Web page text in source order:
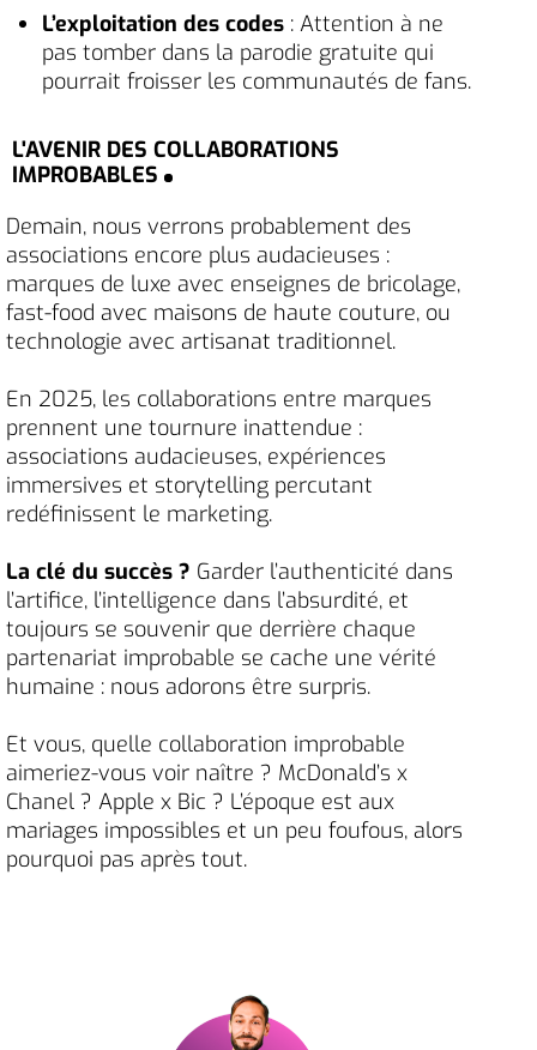
L’exploitation des codes : Attention à ne
pas tomber dans la parodie gratuite qui
pourrait froisser les communautés de fans.
L'AVENIR DES COLLABORATIONS
IMPROBABLES
Demain, nous verrons probablement des
associations encore plus audacieuses :
marques de luxe avec enseignes de bricolage,
fast-food avec maisons de haute couture, ou
technologie avec artisanat traditionnel.
En 2025, les collaborations entre marques
prennent une tournure inattendue :
associations audacieuses, expériences
immersives et storytelling percutant
redéfinissent le marketing.
La clé du succès ? Garder l’authenticité dans
l’artifice, l’intelligence dans l’absurdité, et
toujours se souvenir que derrière chaque
partenariat improbable se cache une vérité
humaine : nous adorons être surpris.
Et vous, quelle collaboration improbable
aimeriez-vous voir naître ? McDonald’s x
Chanel ? Apple x Bic ? L’époque est aux
mariages impossibles et un peu foufous, alors
pourquoi pas après tout.